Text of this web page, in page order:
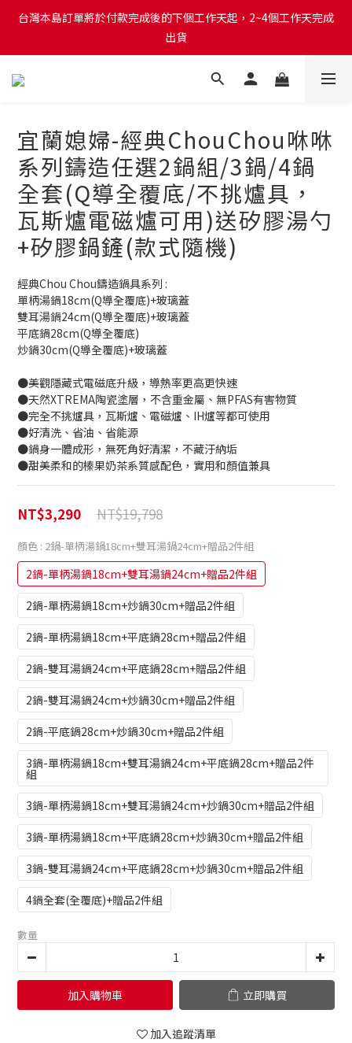
台灣本島訂單將於付款完成後的下個工作天起，2~4個工作天完成
出貨
台灣本島消費滿$999免運費
台灣本島訂單將於付款完成後的下個工作天起，2~4個工作天完成
宜蘭媳婦-經典ChouChou咻咻
系列鑄造任選2鍋組/3鍋/4鍋
全套(Q導全覆底/不挑爐具，
瓦斯爐電磁爐可用)送矽膠湯勺
+矽膠鍋鏟(款式隨機)
經典Chou Chou鑄造鍋具系列 :
單柄湯鍋18cm(Q導全覆底)+玻璃蓋
雙耳湯鍋24cm(Q導全覆底)+玻璃蓋
平底鍋28cm(Q導全覆底)
炒鍋30cm(Q導全覆底)+玻璃蓋
●美觀隱藏式電磁底升級，導熱率更高更快速
●天然XTREMA陶瓷塗層，不含重金屬、無PFAS有害物質
●完全不挑爐具，瓦斯爐、電磁爐、IH爐等都可使用
●好清洗、省油、省能源
●鍋身一體成形，無死角好清潔，不藏汙納垢
●甜美柔和的榛果奶茶系質感配色，實用和顏值兼具
NT$19,798
NT$3,290
顏色 : 2鍋-單柄湯鍋18cm+雙耳湯鍋24cm+贈品2件組
2鍋-單柄湯鍋18cm+雙耳湯鍋24cm+贈品2件組
2鍋-單柄湯鍋18cm+炒鍋30cm+贈品2件組
2鍋-單柄湯鍋18cm+平底鍋28cm+贈品2件組
2鍋-雙耳湯鍋24cm+平底鍋28cm+贈品2件組
2鍋-雙耳湯鍋24cm+炒鍋30cm+贈品2件組
2鍋-平底鍋28cm+炒鍋30cm+贈品2件組
3鍋-單柄湯鍋18cm+雙耳湯鍋24cm+平底鍋28cm+贈品2件
組
3鍋-單柄湯鍋18cm+雙耳湯鍋24cm+炒鍋30cm+贈品2件組
3鍋-單柄湯鍋18cm+平底鍋28cm+炒鍋30cm+贈品2件組
3鍋-雙耳湯鍋24cm+平底鍋28cm+炒鍋30cm+贈品2件組
4鍋全套(全覆底)+贈品2件組
數量
加入購物車 立即購買
加入追蹤清單